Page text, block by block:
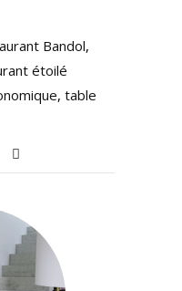
Bandol,
étoilé
, table